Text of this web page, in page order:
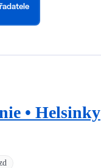
• Helsinky